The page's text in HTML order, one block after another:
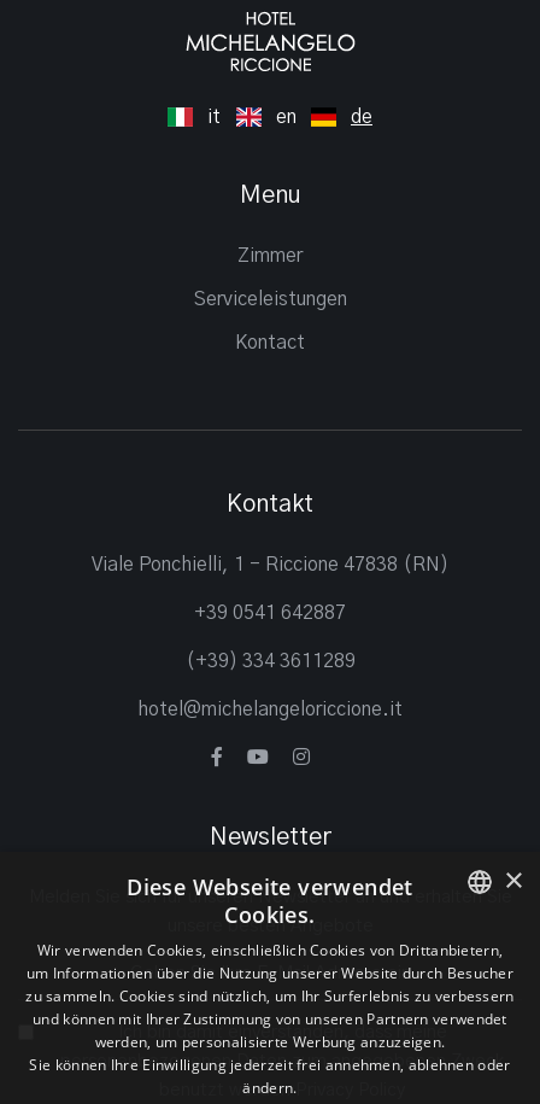
it en de
Menu
Zimmer
Serviceleistungen
Kontact
Kontakt
Viale Ponchielli, 1 - Riccione 47838 (RN)
+39 0541 642887
(+39) 334 3611289
hotel@michelangeloriccione.it
Newsletter
Melden Sie sich für unseren Newsletter an und erhalten Sie
unsere besten Angebote
Ich bin damit einverstanden, dass meine
personenbezogenen Daten zum angegebenen Zweck
benutzt werdenPrivacy Policy
ITALIAN
ENGLISH
×
Diese Webseite verwendet
Cookies.
Wir verwenden Cookies, einschließlich Cookies von Drittanbietern,
um Informationen über die Nutzung unserer Website durch Besucher
zu sammeln. Cookies sind nützlich, um Ihr Surferlebnis zu verbessern
und können mit Ihrer Zustimmung von unseren Partnern verwendet
werden, um personalisierte Werbung anzuzeigen.
Sie können Ihre Einwilligung jederzeit frei annehmen, ablehnen oder
ändern.